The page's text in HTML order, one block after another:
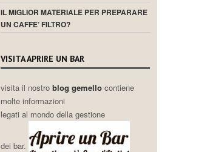
IL MIGLIOR MATERIALE PER PREPARARE
UN CAFFE’ FILTRO?
VISITA APRIRE UN BAR
visita il nostro blog gemello contiene
molte informazioni
legati al mondo della gestione
dei bar.